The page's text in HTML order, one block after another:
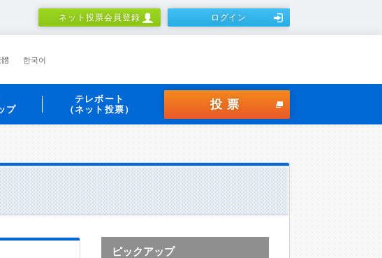
ネット投票会員登録 ログイン
體 한국어
プ
テレボート
（ネット投票）
投票
ピックアップ